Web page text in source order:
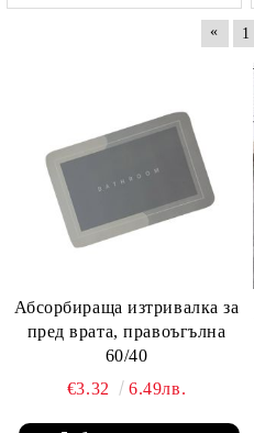
« 1
Абсорбираща изтривалка за
пред врата, правоъгълна
60/40
€3.32
6.49лв.